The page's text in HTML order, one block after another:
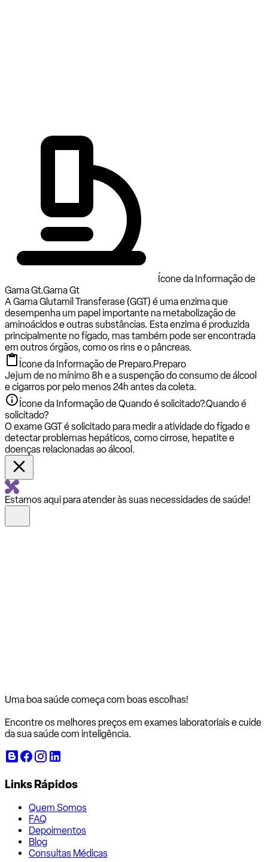
Ícone da Informação de
Gama Gt.Gama Gt
A Gama Glutamil Transferase (GGT) é uma enzima que
desempenha um papel importante na metabolização de
aminoácidos e outras substâncias. Esta enzima é produzida
principalmente no fígado, mas também pode ser encontrada
em outros órgãos, como os rins e o pâncreas.
Ícone da Informação de Preparo.Preparo
Jejum de no mínimo 8h e a suspenção do consumo de álcool
e cigarros por pelo menos 24h antes da coleta.
Ícone da Informação de Quando é solicitado?.Quando é
solicitado?
O exame GGT é solicitado para medir a atividade do fígado e
detectar problemas hepáticos, como cirrose, hepatite e
doenças relacionadas ao álcool.
Estamos aqui para atender às suas necessidades de saúde!
Uma boa saúde começa com boas escolhas!
Encontre os melhores preços em exames laboratoriais e cuide
da sua saúde com inteligência.
Links Rápidos
Quem Somos
FAQ
Depoimentos
Blog
Consultas Médicas